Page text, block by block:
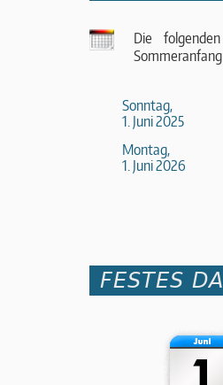
Die
Sommeranfang
Sonntag,
1. Juni 2025
Montag,
1. Juni 2026
FESTES